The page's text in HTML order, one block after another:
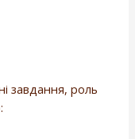
завдання, роль